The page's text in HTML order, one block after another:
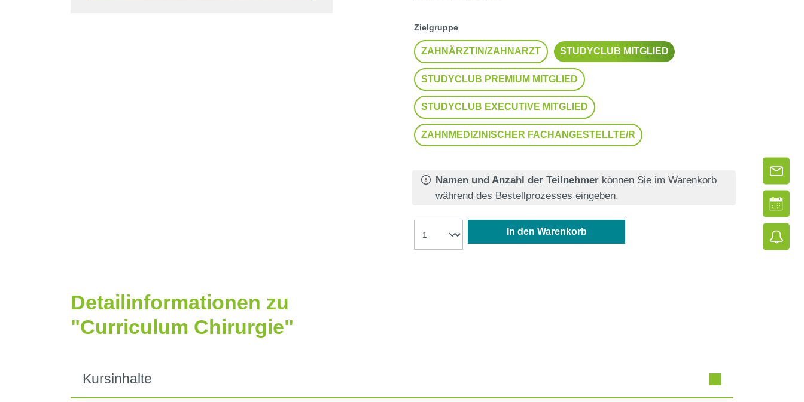
Zielgruppeauswählen
ZAHNÄRZTIN/ZAHNARZT STUDYCLUB MITGLIED
STUDYCLUB PREMIUM MITGLIED
STUDYCLUB EXECUTIVE MITGLIED
ZAHNMEDIZINISCHER FACHANGESTELLTE/R
Namen und Anzahl der Teilnehmerkönnen Sie im Warenkorb
während des Bestellprozesses eingeben.
In den Warenkorb
Detailinformationen zu
"Curriculum Chirurgie"
Kursinhalte